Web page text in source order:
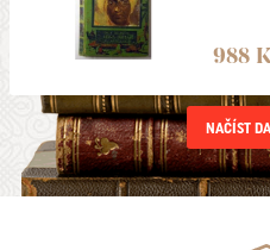
988
NAČÍST